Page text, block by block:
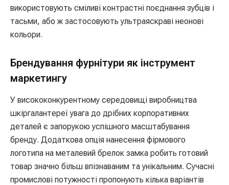
використовують сміливі контрастні поєднання зубців і
тасьми, або ж застосовують ультраяскраві неонові
кольори.
Брендування фурнітури як інструмент
маркетингу
У висококонкурентному середовищі виробництва
шкіргалантереї увага до дрібних корпоративних
деталей є запорукою успішного масштабування
бренду. Додаткова опція нанесення фірмового
логотипа на металевий брелок замка робить готовий
товар значно більш впізнаваним та унікальним. Сучасні
промислові потужності пропонують кілька варіантів